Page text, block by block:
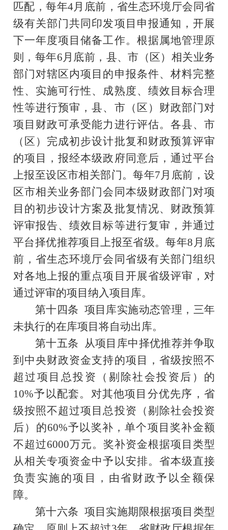
匹配，每年4月底前，省生态环境厅会同省
级有关部门共同印发项目申报通知，开展
下一年度项目储备工作。根据属地管理原
则，每年6 月底前，县、市（区）相关业务
部门对辖区内项目的申报条件、材料完整
性、实施可行性、成熟度、绩效目标合理
性等进行预审，县、市（区）财政部门对
项目财政可承受能力进行评估。各县、市
（区）完成初步设计批复和财政预算评审
的项目，报经本级政府同意后，通过平台
上报至设区市相关部门。每年7 月底前，设
区市相关业务部门会同本级财政部门对项
目的初步设计方案及批复情况、财政预算
评审报告、绩效目标等进行复审，并通过
平台择优推荐项目上报至省级。每年8 月底
前，省生态环境厅会同省级有关部门组织
对各地上报的重点项目开展省级评审，对
通过评审的项目纳入项目库。
第十四条 项目库实施动态管理，三年
未执行的在库项目将自动出库。
第十五条
从项目库中择优推荐并争取
到中央财政资金支持的项目，省级按照不
超过项目总投资（剔除社会投资后）的
10%予以配套。对其他项目分优先序，省
级按照不超过项目总投资（剔除社会投资
后）的60%予以奖补，单个项目奖补金额
不超过6000万元。奖补资金根据项目类型
从相关专项资金中予以安排。省本级直接
负责实施的项目，由省财政予以全额保
障。
第十六条 项目实施期限根据项目类型